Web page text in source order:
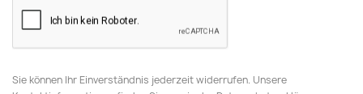
Sie können Ihr Einverständnis jederzeit widerrufen. Unsere